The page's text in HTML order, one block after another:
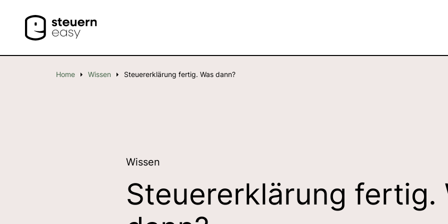
Home Wissen Steuererklärung fertig. Was dann?
Steuererklärung fertig.
Wissen